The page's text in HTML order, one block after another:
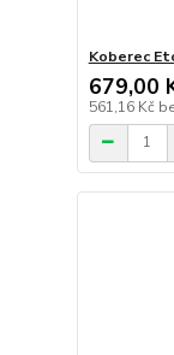
Koberec
679,00
561,16 Kč